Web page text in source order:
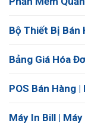
Bộ Thiết Bị Bán
Bảng Giá Hóa
POS Bán Hàng
Máy In Bill |